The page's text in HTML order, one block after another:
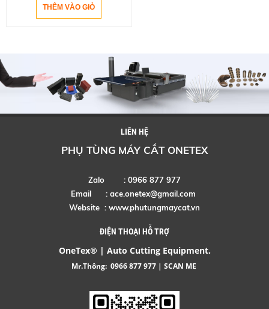
LIÊN HỆ
PHỤ TÙNG MÁY CẮT ONETEX
Zalo : 0966 877 977
Email : ace.onetex@gmail.com
Website : www.phutungmaycat.vn
ĐIỆN THOẠI HỖ TRỢ
OneTex® | Auto Cutting Equipment.
Mr.Thông: 0966 877 977 | SCAN ME